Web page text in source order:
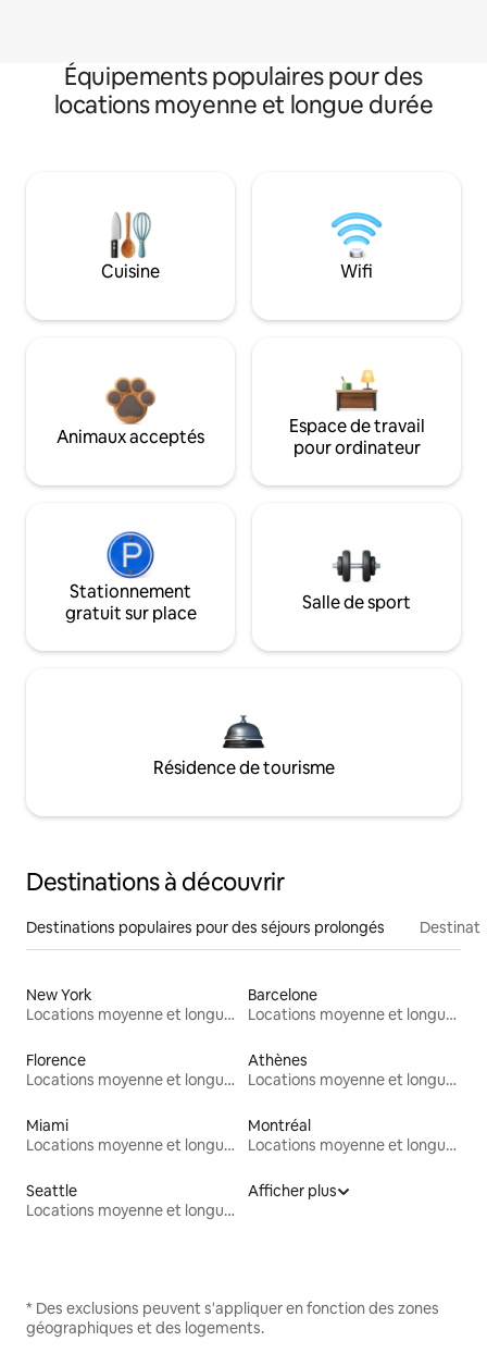
Équipements populaires pour des
locations moyenne et longue durée
Cuisine Wifi
Animaux acceptés
Espace de travail
pour ordinateur
Stationnement
gratuit sur place
Salle de sport
Résidence de tourisme
Destinations à découvrir
Destinations populaires pour des séjours prolongés
New York
Locations moyenne et longue durée
Barcelone
Locations moyenne et longue durée
Florence
Locations moyenne et longue durée
Athènes
Locations moyenne et longue durée
Miami
Locations moyenne et longue durée
Montréal
Locations moyenne et longue durée
Seattle
Locations moyenne et longue durée
Afficher plus
* Des exclusions peuvent s'appliquer en fonction des zones
géographiques et des logements.